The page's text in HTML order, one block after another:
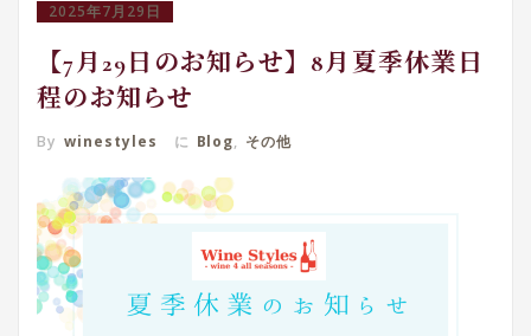
2025年7月29日
【7月29日のお知らせ】8月夏季休業日
程のお知らせ
By winestyles に Blog, その他